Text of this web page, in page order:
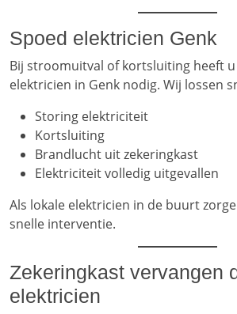
Spoed elektricien Genk
Bij stroomuitval of kortsluiting heeft
elektricien in Genk nodig. Wij lossen
Storing elektriciteit
Kortsluiting
Brandlucht uit zekeringkast
Elektriciteit volledig uitgevallen
Als lokale elektricien in de buurt
snelle interventie.
Zekeringkast vervangen
elektricien